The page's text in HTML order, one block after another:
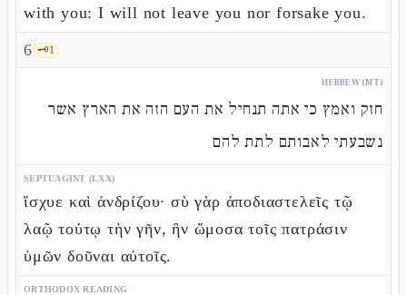
with you: I will not leave you nor forsake you.
6 🗝️1
HEBREW (MT)
חזק ואמץ כי אתה תנחיל את העם הזה את הארץ אשר
נשבעתי לאבותם לתת להם
SEPTUAGINT (LXX)
ἴσχυε καὶ ἀνδρίζου· σὺ γὰρ ἀποδιαστελεῖς τῷ
λαῷ τούτῳ τὴν γῆν, ἣν ὤμοσα τοῖς πατράσιν
ὑμῶν δοῦναι αὐτοῖς.
ORTHODOX READING